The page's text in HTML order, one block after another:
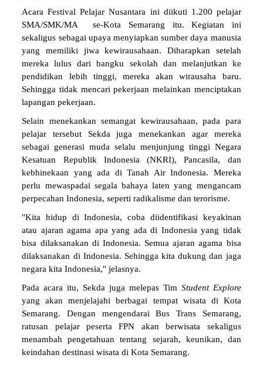
Acara Festival Pelajar Nusantara ini diikuti 1.200 pelajar
SMA/SMK/MA se-Kota Semarang itu. Kegiatan ini
sekaligus sebagai upaya menyiapkan sumber daya manusia
yang memiliki jiwa kewirausahaan. Diharapkan setelah
mereka lulus dari bangku sekolah dan melanjutkan ke
pendidikan lebih tinggi, mereka akan wirausaha baru.
Sehingga tidak mencari pekerjaan melainkan menciptakan
lapangan pekerjaan.
Selain menekankan semangat kewirausahaan, pada para
pelajar tersebut Sekda juga menekankan agar mereka
sebagai generasi muda selalu menjunjung tinggi Negara
Kesatuan Republik Indonesia (NKRI), Pancasila, dan
kebhinekaan yang ada di Tanah Air Indonesia. Mereka
perlu mewaspadai segala bahaya laten yang mengancam
perpecahan Indonesia, seperti radikalisme dan terorisme.
"Kita hidup di Indonesia, coba diidentifikasi keyakinan
atau ajaran agama apa yang ada di Indonesia yang tidak
bisa dilaksanakan di Indonesia. Semua ajaran agama bisa
dilaksanakan di Indonesia. Sehingga kita dukung dan jaga
negara kita Indonesia," jelasnya.
Pada acara itu, Sekda juga melepas Tim Student Explore
yang akan menjelajahi berbagai tempat wisata di Kota
Semarang. Dengan mengendarai Bus Trans Semarang,
ratusan pelajar peserta FPN akan berwisata sekaligus
menambah pengetahuan tentang sejarah, keunikan, dan
keindahan destinasi wisata di Kota Semarang.